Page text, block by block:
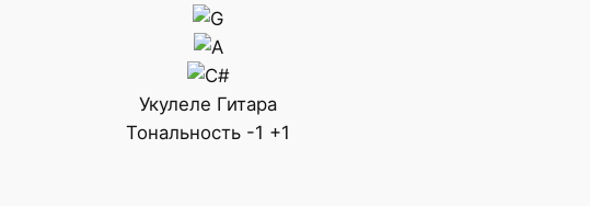
Укулеле Гитара
Тональность -1 +1